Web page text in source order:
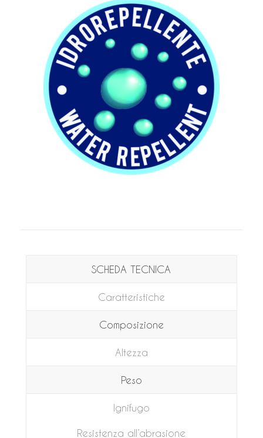
SCHEDA TECNICA
Caratteristiche
Composizione
Altezza
Peso
Ignifugo
Resistenza all’abrasione